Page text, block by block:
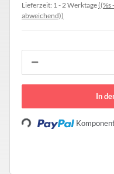
Lieferzeit: 1 - 2 Werktage((%s
abweichend))
In